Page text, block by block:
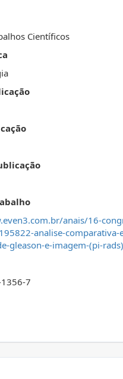
Científicos
anais/16-
analise-
gleason-e-imagem-(pi-rads)
7